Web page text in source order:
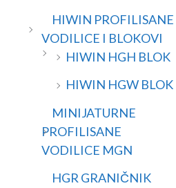
HIWIN PROFILISANE
VODILICE I BLOKOVI
HIWIN HGH BLOK
HIWIN HGW BLOK
MINIJATURNE
PROFILISANE
VODILICE MGN
HGR GRANIČNIK